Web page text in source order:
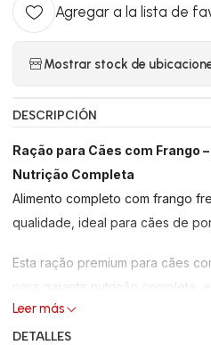
Agregar a la lista de
Mostrar stock de
DESCRIPCIÓN
Ração para Cães com Frango
Nutrição Completa
Alimento completo com frango
qualidade, ideal para cães de
Esta ração premium para cães
para garantir nutrição completa,
energia equilibrada. A
desidratadas assegura suporte
Leer más
DETALLES